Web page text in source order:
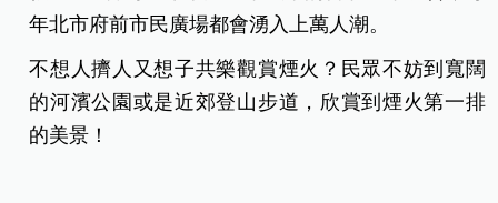
年北市府前市民廣場都會湧入上萬人潮。
不想人擠人又想子共樂觀賞煙火？民眾不妨到寬闊
的河濱公園或是近郊登山步道，欣賞到煙火第一排
的美景！